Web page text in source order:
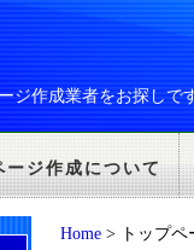
ジ作成業者をお探しで
ージ作成について
Home > トップペ